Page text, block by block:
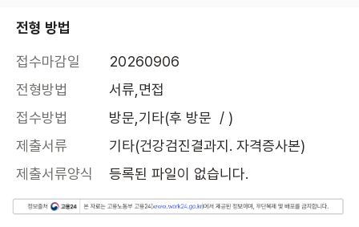
전형 방법
접수마감일
20260906
전형방법
서류,면접
접수방법
방문,기타(후 방문  / )
제출서류
기타(건강검진결과지. 자격증사본)
제출서류양식
등록된 파일이 없습니다.